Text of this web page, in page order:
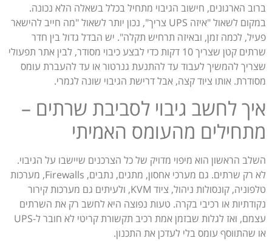
ברוב הארגונים, חישוב הגיבוי מתחיל בכלל בשאלה הלא נכונה.
במקום לשאול "איזה UPS צריך", נכון יותר לשאול "מה חייב להישאר
פעיל, לכמה זמן, ובאיזה תרחיש תקלה". יש הבדל גדול בין חדר
שרתים קטן שצריך 10 דקות כדי לבצע כיבוי מסודר, לבין אתר תפעולי
שצריך להמשיך לעבוד עד להתנעת גנרטור או עד להעברת עומס
מסודרת. אותו ציוד קצה, אבל דרישת הגיבוי שונה לגמרי.
איך לחשב גיבוי לסביבת שרתים –
מתחילים מהעומס האמיתי
השלב הראשון הוא מיפוי מדויק של כל הצרכנים שיישבו על הגיבוי.
לא רק שרתים. גם מערכי אחסון, מתגים, נתבים, Firewalls, מערכות
טלפוניה, קונסולות ניהול, ציוד KVM, ולעיתים גם מערכות קירור
נקודתיות או רכיבי בקרה. טעות נפוצה היא לחשב רק את השרתים
עצמם, ואז לגלות שבזמן אמת רכיב תקשורת קריטי לא חובר ל-UPS
או שהתווסף עומס בלי לעדכן את התכנון.